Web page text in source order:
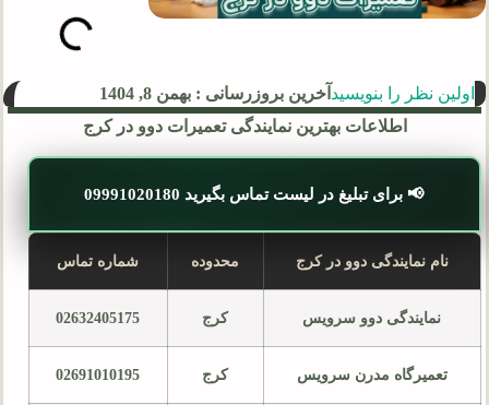
اولین نظر را بنویسید آخرین بروزرسانی : بهمن 8, 1404
اطلاعات بهترین نمایندگی تعمیرات دوو در کرج
📢 برای تبلیغ در لیست تماس بگیرید 09991020180
نام نمایندگی دوو در کرج محدوده شماره تماس
نمایندگی دوو سرویس کرج 02632405175
تعمیرگاه مدرن سرویس کرج 02691010195